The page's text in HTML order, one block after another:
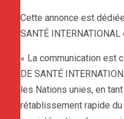
Cette annonce est
SANTÉ INTERNATIONAL
« La communication est
DE SANTÉ
les Nations unies, en
rétablissement rapide